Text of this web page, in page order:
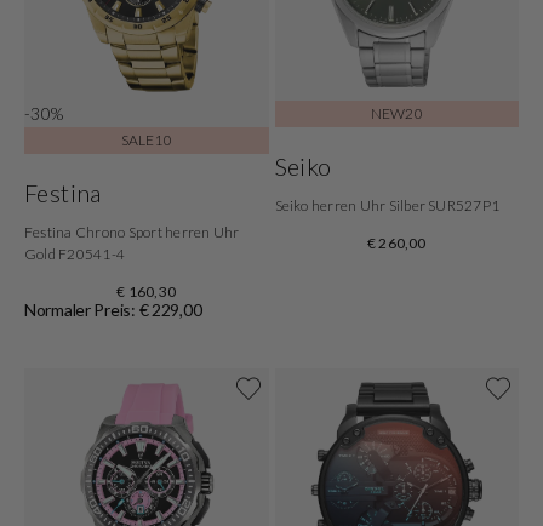
-30%
SALE10
Festina
Festina Chrono Sport herren Uhr
Gold F20541-4
€ 160,30
Normaler Preis: € 229,00
NEW20
Seiko
Seiko herren Uhr Silber SUR527P1
€ 260,00